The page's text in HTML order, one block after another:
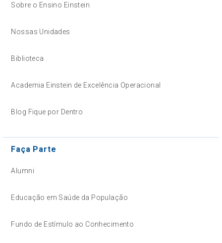
Sobre o Ensino Einstein
Nossas Unidades
Biblioteca
Academia Einstein de Excelência Operacional
Blog Fique por Dentro
Faça Parte
Alumni
Educação em Saúde da População
Fundo de Estímulo ao Conhecimento